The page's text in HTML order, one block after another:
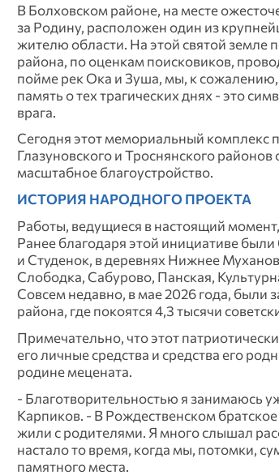
В Болховском районе, на месте
за Родину, расположен один из
жителю области. На этой святой земле
района, по оценкам поисковиков,
пойме рек Ока и Зуша, мы, к
память о тех трагических днях - это
врага.
Сегодня этот мемориальный комплекс
Глазуновского и Троснянского
масштабное благоустройство.
ИСТОРИЯ НАРОДНОГО ПРОЕКТА
Работы, ведущиеся в настоящий
Ранее благодаря этой инициативе
и Студенок, в деревнях Нижнее
Слободка, Сабурово, Панская,
Совсем недавно, в мае 2026 года, были
района, где покоятся 4,3 тысячи
Примечательно, что этот
его личные средства и средства его
родине мецената.
- Благотворительностью я занимаюсь
Карпиков. - В Рождественском
жили с родителями. Я много слышал
настало то время, когда мы, потомки,
памятного места.